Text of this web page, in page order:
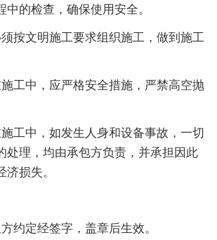
中的检查，确保使用安全。
按文明施工要求组织施工，做到施工
工中，应严格安全措施，严禁高空抛
工中，如发生人身和设备事故，一切
处理，均由承包方负责，并承担因此
损失。
约定经签字，盖章后生效。